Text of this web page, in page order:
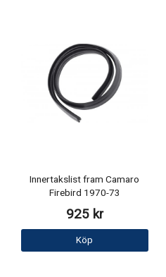
Innertakslist fram Camaro
Firebird 1970-73
925 kr
Köp